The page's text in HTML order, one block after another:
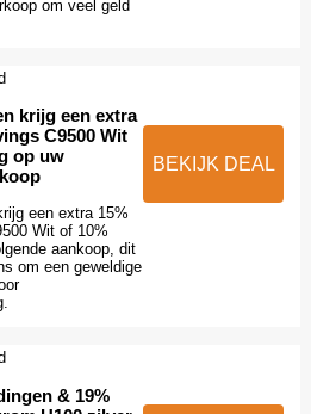
om veel geld
krijg een extra
C9500 Wit
op uw
een extra 15%
Wit of 10%
aankoop, dit
om een geweldige
BEKIJK DEAL
& 19%